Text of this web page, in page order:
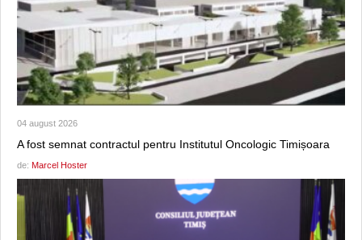
04 august 2026
A fost semnat contractul pentru Institutul Oncologic Timișoara
de: Marcel Hoster